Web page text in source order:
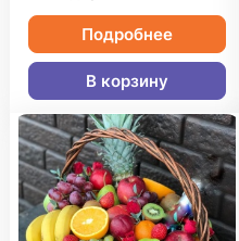
Подробнее
В корзину